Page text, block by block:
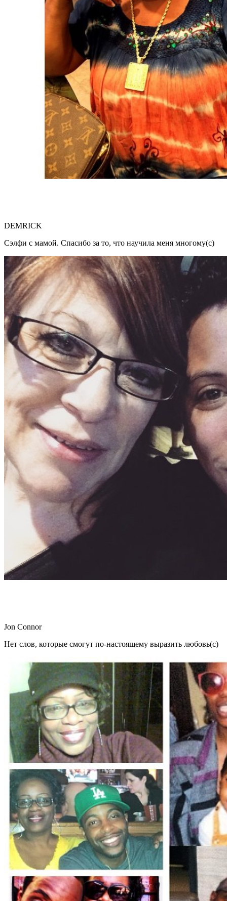
DEMRICK
Сэлфи с мамой. Спасибо за то, что научила меня многому(с)
Jon Connor
Нет слов, которые смогут по-настоящему выразить любовь(с)